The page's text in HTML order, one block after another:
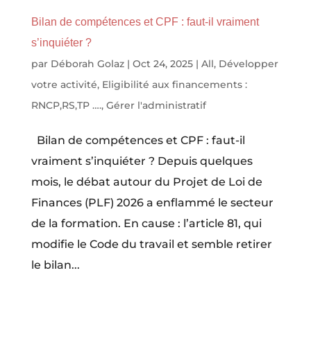
Bilan de compétences et CPF : faut-il vraiment
s’inquiéter ?
par Déborah Golaz| Oct 24, 2025| All, Développer
votre activité, Eligibilité aux financements :
RNCP,RS,TP …., Gérer l'administratif
Bilan de compétences et CPF : faut-il
vraiment s’inquiéter ? Depuis quelques
mois, le débat autour du Projet de Loi de
Finances (PLF) 2026 a enflammé le secteur
de la formation. En cause : l’article 81, qui
modifie le Code du travail et semble retirer
le bilan...